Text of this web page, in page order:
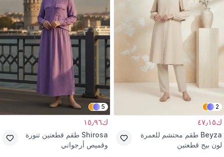
2
ك٤٧٫١٥
Beyza طقم محتشم للعمرة
لون بيج قطعتين
5
ك١٥٫٩٦
Shirosa طقم قطعتين تنورة
وقميص أرجواني